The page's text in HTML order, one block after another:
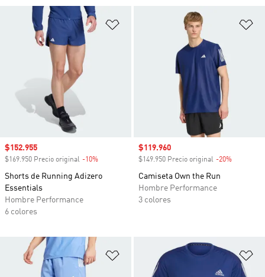
Añadir a la lista de deseos
Precio de venta
$152.955
$169.950 Precio original -10%
Shorts de Running Adizero
Essentials
Hombre Performance
6 colores
Precio de venta
$119.960
$149.950 Precio original -20%
Camiseta Own the Run
Hombre Performance
3 colores
Añadir a la lista de deseos